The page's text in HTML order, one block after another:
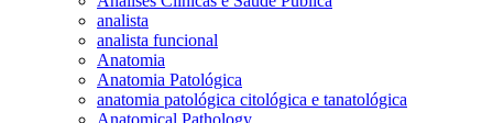
analista
analista funcional
Anatomia
Anatomia Patológica
anatomia patológica citológica e tanatológica
Anatomical Pathology